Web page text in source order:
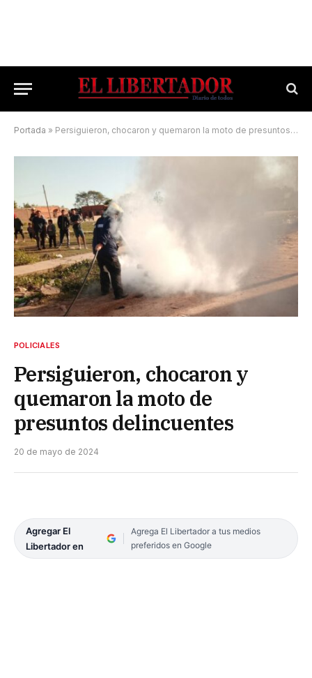
Portada » Persiguieron, chocaron y quemaron la moto de presuntos delincuentes
POLICIALES
Persiguieron, chocaron y
quemaron la moto de
presuntos delincuentes
20 de mayo de 2024
Agregar El
Libertador en
Agrega El Libertador a tus medios
preferidos en Google